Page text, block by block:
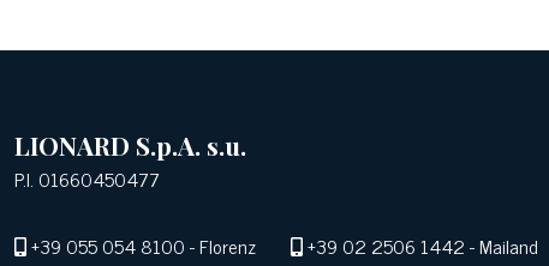
LIONARD S.p.A. s.u.
P.I. 01660450477
+39 055 054 8100- Florenz +39 02 2506 1442- Mailand